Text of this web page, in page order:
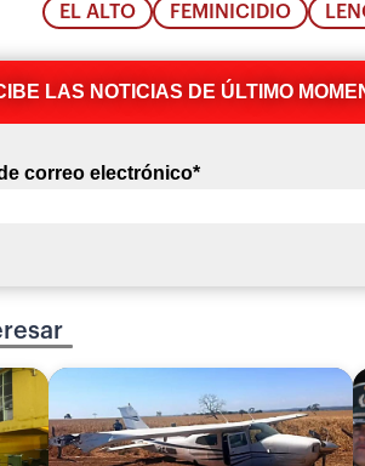
EL ALTO FEMINICIDIO
LAS NOTICIAS DE ÚLTIMO
correo electrónico*